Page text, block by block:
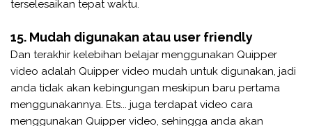
terselesaikan tepat waktu.
15. Mudah digunakan atau user friendly
Dan terakhir kelebihan belajar menggunakan Quipper
video adalah Quipper video mudah untuk digunakan, jadi
anda tidak akan kebingungan meskipun baru pertama
menggunakannya. Ets... juga terdapat video cara
menggunakan Quipper video, sehingga anda akan